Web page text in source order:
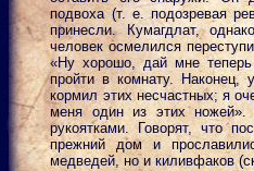
подвоха (т. е. подозревая
принесли. Кумагдлат,
человек осмелился
«Ну хорошо, дай мне теперь
пройти в комнату. Наконец,
кормил этих несчастных; я
меня один из этих
рукоятками. Говорят, что
прежний дом и
медведей, но и киливфаков